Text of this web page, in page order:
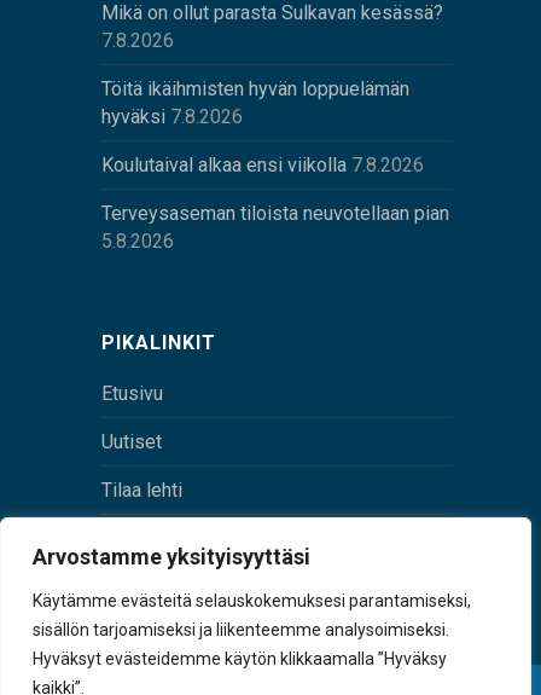
Arvostamme yksityisyyttäsi
Käytämme evästeitä selauskokemuksesi parantamiseksi,
sisällön tarjoamiseksi ja liikenteemme analysoimiseksi.
Hyväksyt evästeidemme käytön klikkaamalla ”Hyväksy
kaikki”.
Mikä on ollut parasta Sulkavan kesässä?
7.8.2026
Töitä ikäihmisten hyvän loppuelämän
hyväksi 7.8.2026
Koulutaival alkaa ensi viikolla 7.8.2026
Terveysaseman tiloista neuvotellaan pian
5.8.2026
PIKALINKIT
Etusivu
Uutiset
Tilaa lehti